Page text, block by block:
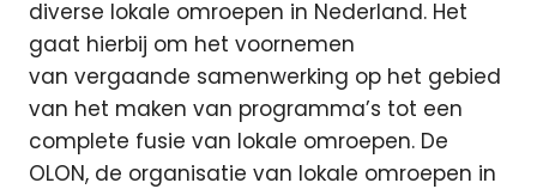
diverse lokale omroepen in Nederland. Het
gaat hierbij om het voornemen
van vergaande samenwerking op het gebied
van het maken van programma’s tot een
complete fusie van lokale omroepen. De
OLON, de organisatie van lokale omroepen in